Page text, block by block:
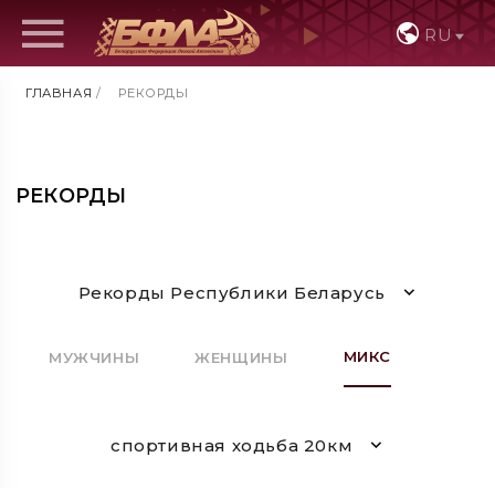
RU
ГЛАВНАЯ / РЕКОРДЫ
РЕКОРДЫ
Рекорды Республики Беларусь
МУЖЧИНЫ ЖЕНЩИНЫ МИКС
спортивная ходьба 20км